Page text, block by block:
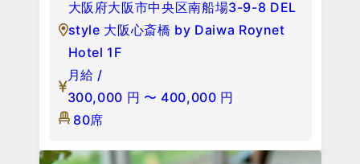
大阪府大阪市中央区南船場3-9-8 DEL
style 大阪心斎橋 by Daiwa Roynet
Hotel 1F
月給 /
300,000 円 〜 400,000 円
80席